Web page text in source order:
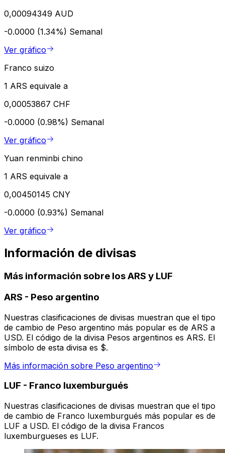
0,00094349 AUD
-0.0000 (1.34%) Semanal
Ver gráfico
Franco suizo
1 ARS equivale a
0,00053867 CHF
-0.0000 (0.98%) Semanal
Ver gráfico
Yuan renminbi chino
1 ARS equivale a
0,00450145 CNY
-0.0000 (0.93%) Semanal
Ver gráfico
Información de divisas
Más información sobre los ARS y LUF
ARS - Peso argentino
Nuestras clasificaciones de divisas muestran que el tipo
de cambio de Peso argentino más popular es de ARS a
USD. El código de la divisa Pesos argentinos es ARS. El
símbolo de esta divisa es $.
Más información sobre Peso argentino
LUF - Franco luxemburgués
Nuestras clasificaciones de divisas muestran que el tipo
de cambio de Franco luxemburgués más popular es de
LUF a USD. El código de la divisa Francos
luxemburgueses es LUF.